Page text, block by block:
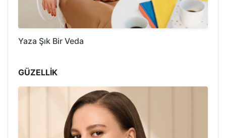
Yaza Şık Bir Veda
GÜZELLİK